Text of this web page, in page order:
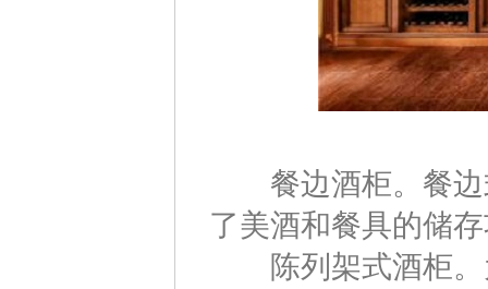
餐边酒柜。餐边
了美酒和餐具的储
陈列架式酒柜。